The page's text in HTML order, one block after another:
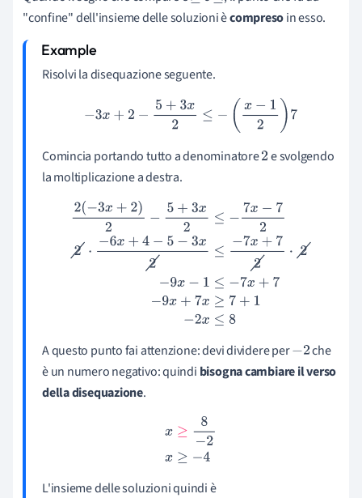
"confine" dell'insieme delle soluzioni ècompresoin esso.
Risolvi la disequazione seguente.
−
2 −5+3x2 ≤−( 2 7
Comincia portando tutto a denominatore2e svolgendo
la moltiplicazione a destra.
+2)2−5+ 3x2≤− 72 2⋅−6x+ 4−5 x2≤ −7 x+
− x −9 +7x ≤8
A questo punto fai attenzione: devi dividere per−2 che
è un numero negativo: quindi bisogna cambiare il verso
della disequazione.
x≥ 8− 2x≥−4
L'insieme delle soluzioni quindi è